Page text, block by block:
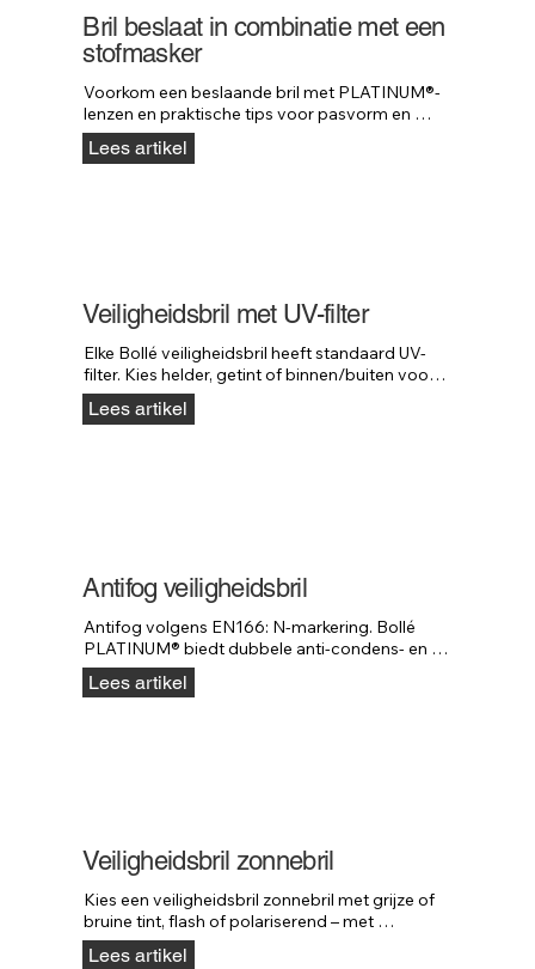
Bril beslaat in combinatie met een
stofmasker
Voorkom een beslaande bril met PLATINUM®-
lenzen en praktische tips voor pasvorm en
onderhoud bij gebruik met stofmaskers.
Lees artikel
Veiligheidsbril met UV-filter
Elke Bollé veiligheidsbril heeft standaard UV-
filter. Kies helder, getint of binnen/buiten voor
de juiste lichtreductie buiten.
Lees artikel
Antifog veiligheidsbril
Antifog volgens EN166: N-markering. Bollé
PLATINUM® biedt dubbele anti-condens- en
antikrascoating voor langdurig helder zicht.
Lees artikel
Veiligheidsbril zonnebril
Kies een veiligheidsbril zonnebril met grijze of
bruine tint, flash of polariserend – met
standaard UV-bescherming.
Lees artikel